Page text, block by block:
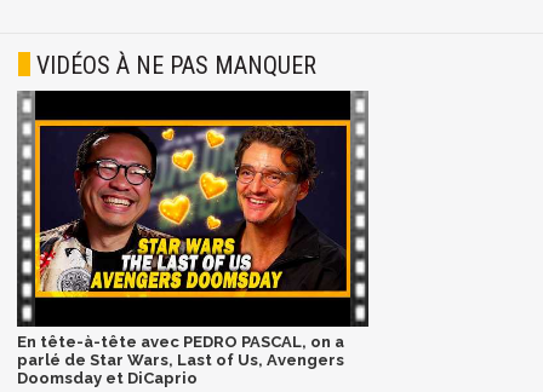
VIDÉOS À NE PAS MANQUER
En tête-à-tête avec PEDRO PASCAL, on a
parlé de Star Wars, Last of Us, Avengers
Doomsday et DiCaprio